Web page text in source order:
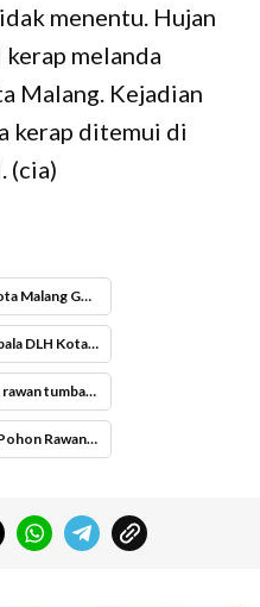
menentu. Hujan
melanda
Malang. Kejadian
kerap ditemui di
(cia)
Gencar Perempesan Pohon
Gamaliel Raymond Hatigoran Matondang
di Malang Raya
Rawan Tumbang